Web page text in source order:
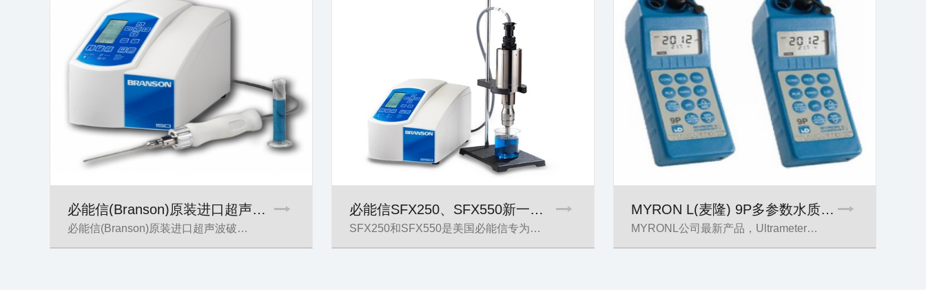
代理
必能信(Branson)原装进口超声波破…
必能信(Branson)原装进口超声波破…
必能信SFX250、SFX550新一代超声…
SFX250和SFX550是美国必能信专为…
MYRON L(麦隆) 9P多参数水质分析…
MYRONL公司最新产品，Ultrameter…